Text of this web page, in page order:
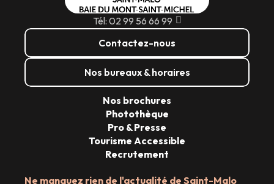
Tél: 02 99 56 66 99
Contactez-nous
Nos bureaux & horaires
Ne manquez rien de l'actualité de Saint-Malo
Nos brochures
Photothèque
Pro & Presse
Tourisme Accessible
Recrutement